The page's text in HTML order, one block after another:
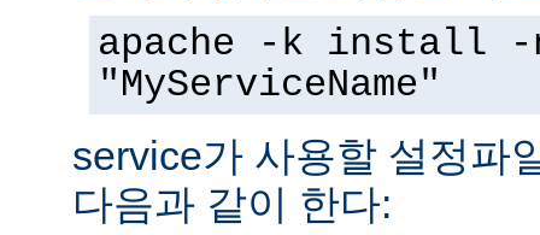
apache -k install -
"MyServiceName"
service가 사용할 설정파
다음과 같이 한다: